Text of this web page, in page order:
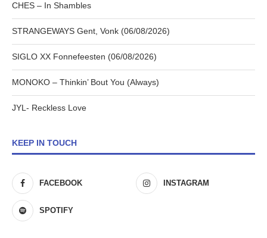
CHES – In Shambles
STRANGEWAYS Gent, Vonk (06/08/2026)
SIGLO XX Fonnefeesten (06/08/2026)
MONOKO – Thinkin’ Bout You (Always)
JYL- Reckless Love
KEEP IN TOUCH
FACEBOOK INSTAGRAM
SPOTIFY